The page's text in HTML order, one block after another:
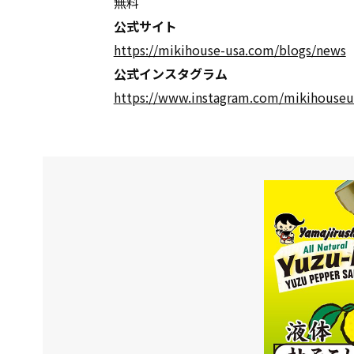
公式サイト
https://mikihouse-usa.com/blogs/news
公式インスタグラム
https://www.instagram.com/